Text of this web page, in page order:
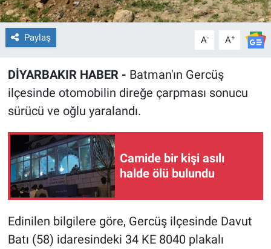
Paylaş A- A+
DİYARBAKIR HABER - Batman'ın Gercüş
ilçesinde otomobilin direğe çarpması sonucu
sürücü ve oğlu yaralandı.
Camide bir kişi asılı
halde ölü bulundu
Edinilen bilgilere göre, Gercüş ilçesinde Davut
Batı (58) idaresindeki 34 KE 8040 plakalı
POLİTİKA
SAĞLIK
SPOR
TEKNOLOJİ